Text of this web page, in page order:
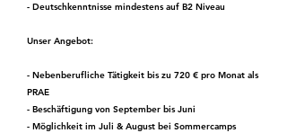
- Deutschkenntnisse mindestens auf B2 Niveau
Unser Angebot:
- Nebenberufliche Tätigkeit bis zu 720 € pro Monat als
PRAE
- Beschäftigung von September bis Juni
- Möglichkeit im Juli & August bei Sommercamps